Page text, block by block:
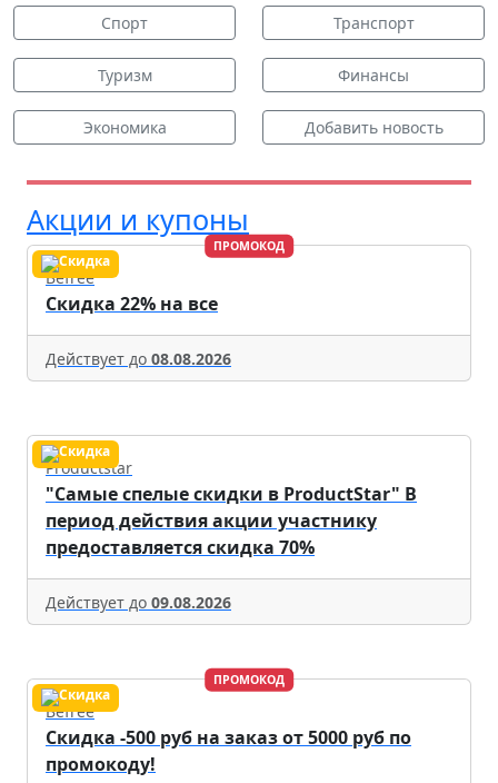
Спорт Транспорт
Туризм Финансы
Экономика Добавить новость
Акции и купоны
ПРОМОКОД
Befree
Скидка 22% на все
Действует до 08.08.2026
Productstar
"Самые спелые скидки в ProductStar" В
период действия акции участнику
предоставляется скидка 70%
Действует до 09.08.2026
ПРОМОКОД
Befree
Скидка -500 руб на заказ от 5000 руб по
промокоду!